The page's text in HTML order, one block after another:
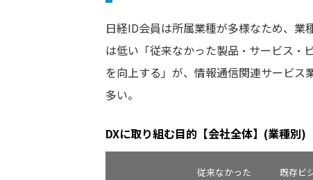
日経ID会員は所属業種が多様なため、
は低い「従来なかった製品・サービス・
を向上する」が、情報通信関連サービ
多い。
DXに取り組む目的【会社全体】(業種別)
従来なかった
既存ビ